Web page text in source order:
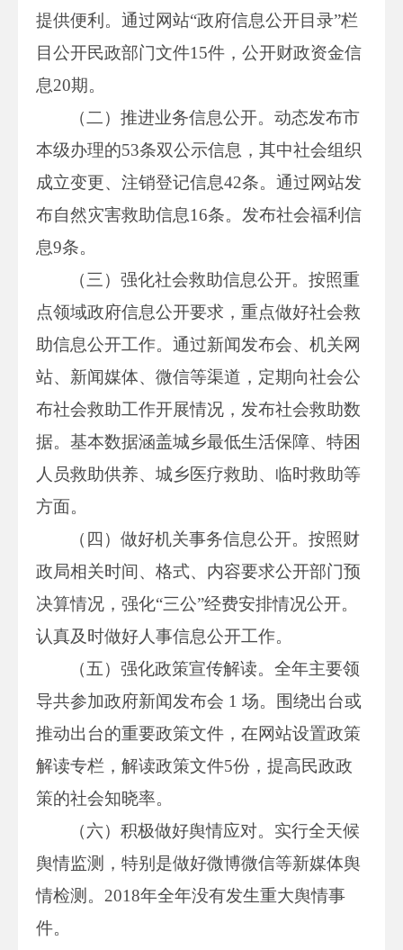
提供便利。通过网站“政府信息公开目录”栏
目公开民政部门文件15件，公开财政资金信
息20期。
（二）推进业务信息公开。动态发布市
本级办理的53条双公示信息，其中社会组织
成立变更、注销登记信息42条。通过网站发
布自然灾害救助信息16条。发布社会福利信
息9条。
（三）强化社会救助信息公开。按照重
点领域政府信息公开要求，重点做好社会救
助信息公开工作。通过新闻发布会、机关网
站、新闻媒体、微信等渠道，定期向社会公
布社会救助工作开展情况，发布社会救助数
据。基本数据涵盖城乡最低生活保障、特困
人员救助供养、城乡医疗救助、临时救助等
方面。
（四）做好机关事务信息公开。按照财
政局相关时间、格式、内容要求公开部门预
决算情况，强化“三公”经费安排情况公开。
认真及时做好人事信息公开工作。
（五）强化政策宣传解读。全年主要领
导共参加政府新闻发布会 1 场。围绕出台或
推动出台的重要政策文件，在网站设置政策
解读专栏，解读政策文件5份，提高民政政
策的社会知晓率。
（六）积极做好舆情应对。实行全天候
舆情监测，特别是做好微博微信等新媒体舆
情检测。2018年全年没有发生重大舆情事
件。